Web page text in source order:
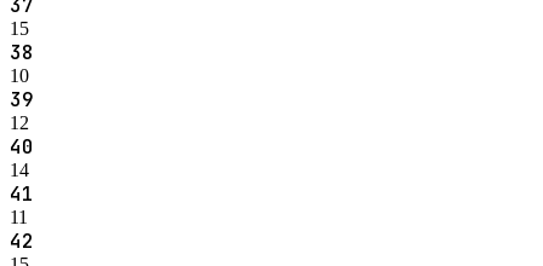
37
15
38
10
39
12
40
14
41
11
42